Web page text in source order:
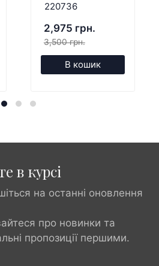
220736
2,975 грн.
3,500 грн.
В кошик
в курсі
на останні оновлення
про новинки та
пропозиції першими.